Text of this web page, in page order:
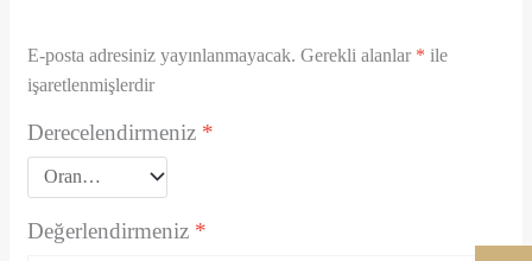
E-posta adresiniz yayınlanmayacak. Gerekli alanlar * ile
işaretlenmişlerdir
Derecelendirmeniz *
Değerlendirmeniz *